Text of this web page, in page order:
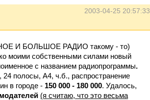
2003-04-25 20:57:33
И БОЛЬШОЕ РАДИО такому - то)
моими собственными силами новый
с названием радиопрограммы.
24 полосы, А4, ч.б., распространение
в городе - 150 000 - 180 000. Удалось,
(я считаю, что это весьма